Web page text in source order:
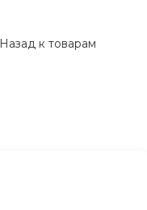
Назад к товарам